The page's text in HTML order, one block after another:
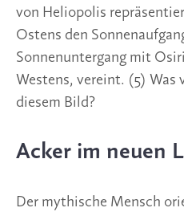
von Heliopolis
Ostens den
Sonnenuntergang mit
Westens, vereint. (5)
diesem Bild?
Acker im neuen
Der mythische Mensch